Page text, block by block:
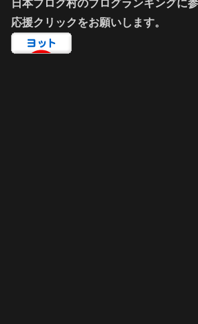
日本ブログ村のブログランキングに
応援クリックをお願いします。